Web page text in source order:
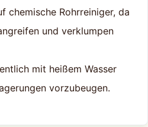
chemische Rohrreiniger, da
und verklumpen
mit heißem Wasser
vorzubeugen.